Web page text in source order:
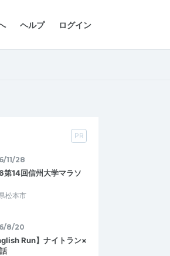
ヘルプ ログイン
PR
11/28
14回信州大学マラソ
松本市
8/20
Run】ナイトラン×